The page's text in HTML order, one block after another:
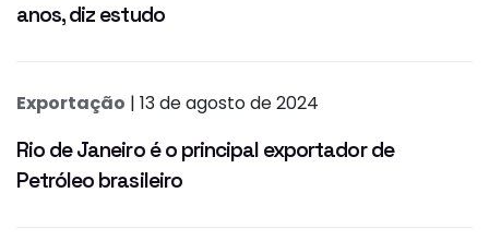
anos, diz estudo
Exportação | 13 de agosto de 2024
Rio de Janeiro é o principal exportador de
Petróleo brasileiro